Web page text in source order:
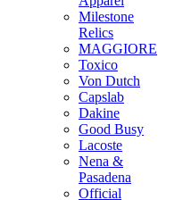
Milestone
Relics
MAGGIORE
Toxico
Von Dutch
Capslab
Dakine
Good Busy
Lacoste
Nena &
Pasadena
Official